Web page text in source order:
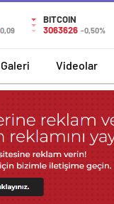
0,09
BITCOIN
3063626 -0,50%
Videolar